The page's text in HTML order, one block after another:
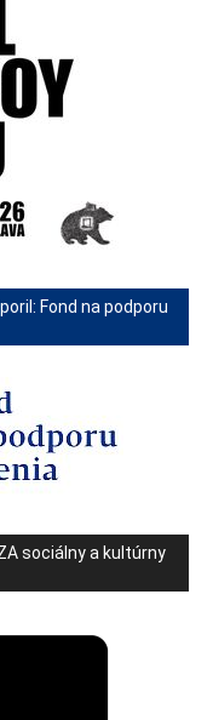
Fond na podporu
sociálny a kultúrny